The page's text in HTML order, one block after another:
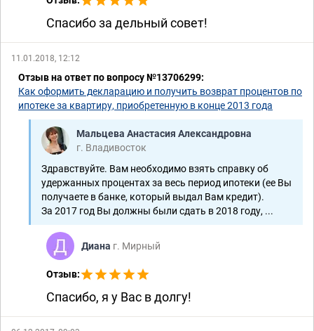
Спасибо за дельный совет!
11.01.2018, 12:12
Отзыв на ответ по вопросу №13706299:
Как оформить декларацию и получить возврат процентов по
ипотеке за квартиру, приобретенную в конце 2013 года
Мальцева Анастасия Александровна
г. Владивосток
Здравствуйте. Вам необходимо взять справку об
удержанных процентах за весь период ипотеки (ее Вы
получаете в банке, который выдал Вам кредит).
За 2017 год Вы должны были сдать в 2018 году, ...
Диана г. Мирный
Отзыв:
Спасибо, я у Вас в долгу!